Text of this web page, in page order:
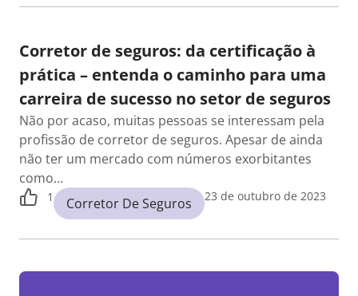
Corretor de seguros: da certificação à
prática – entenda o caminho para uma
carreira de sucesso no setor de seguros
Não por acaso, muitas pessoas se interessam pela
profissão de corretor de seguros. Apesar de ainda
não ter um mercado com números exorbitantes
como…
1 Corretor De Seguros 23 de outubro de 2023